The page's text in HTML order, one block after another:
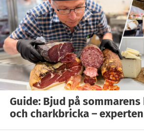
Guide: Bjud på
och charkbricka –